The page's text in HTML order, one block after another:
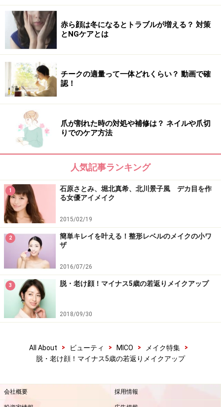
赤ら顔は冬になるとトラブルが増える？ 対策
とNGケアとは
チークの適量って一体どれくらい？ 動画で確
認！
爪が割れた時の対処や補修は？ ネイルや爪切
りでのケア方法
人気記事ランキング
1
石原さとみ、堀北真希、北川景子風 デカ目を作
る女優アイメイク
2015/02/19
2
簡単キレイを叶える！整形レベルのメイクの小ワ
ザ
2016/07/26
3 脱・老け顔！マイナス5歳の若返りメイクアップ
2018/09/30
All About > ビューティ > MICO > メイク特集
>
脱・老け顔！マイナス5歳の若返りメイクアップ
会社概要 採用情報